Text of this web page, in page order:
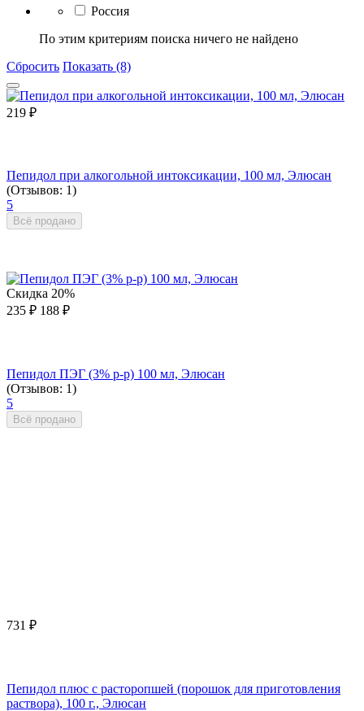
Россия
По этим критериям поиска ничего не найдено
Сбросить Показать (8)
219 ₽
Пепидол при алкогольной интоксикации, 100 мл, Элюсан
(Отзывов: 1)
5
Всё продано
Скидка 20%
235 ₽ 188 ₽
Пепидол ПЭГ (3% р-р) 100 мл, Элюсан
(Отзывов: 1)
5
Всё продано
731 ₽
Пепидол плюс с расторопшей (порошок для приготовления
раствора), 100 г., Элюсан